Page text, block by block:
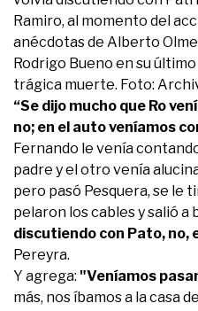
Ramiro, al momento del
anécdotas de Alberto
Rodrigo Bueno en su
trágica muerte. Foto:
“Se dijo mucho que Ro
no; en el auto veníamos
Fernando le venía
padre y el otro venía
pero pasó Pesquera, se le
pelaron los cables y salió a
discutiendo con Pato, no,
Pereyra.
Y agrega: "Veníamos
más, nos íbamos a la casa